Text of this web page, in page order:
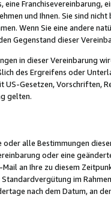
Franchisevereinbarung,
und Ihnen. Sie sind
Wenn Sie eine andere
Gegenstand dieser
in dieser Vereinbarung
des Ergreifens oder
Gesetzen, Vorschriften,
gelten.
alle Bestimmungen
oder eine
an Ihre zu diesem
im
nach dem Datum, an